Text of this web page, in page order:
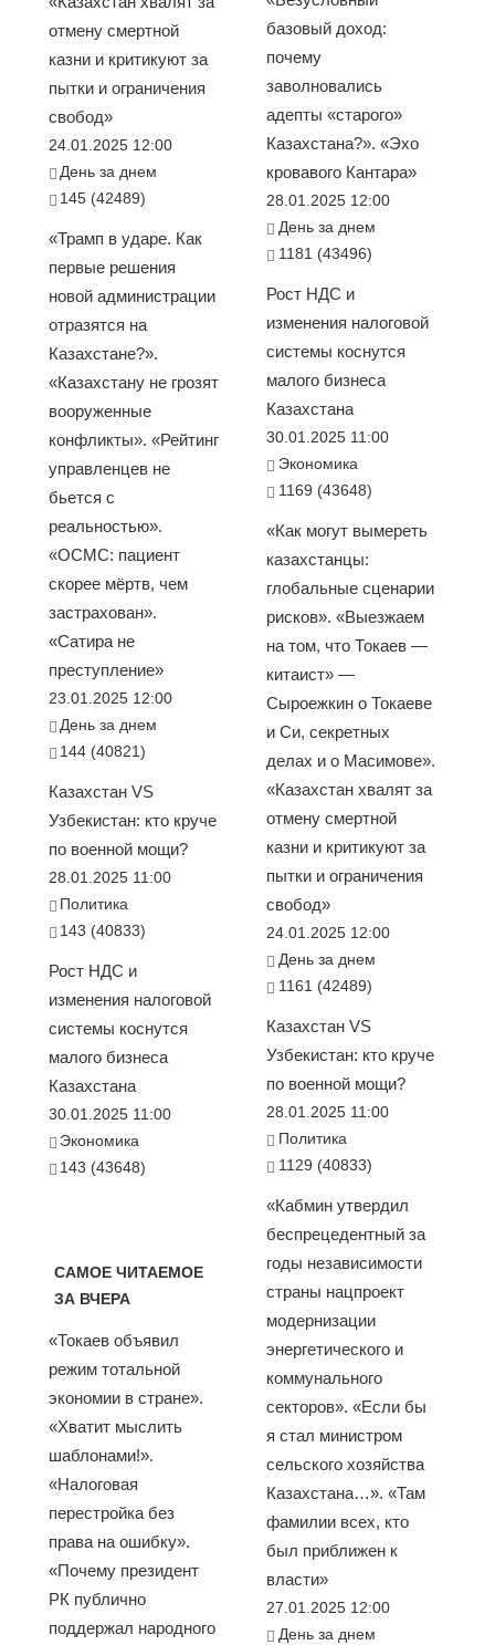
отмену смертной
казни и критикуют за
пытки и ограничения
свобод»
24.01.2025 12:00
День за днем
145 (42489)
«Трамп в ударе. Как
первые решения
новой администрации
отразятся на
Казахстане?».
«Казахстану не грозят
вооруженные
конфликты». «Рейтинг
управленцев не
бьется с
реальностью».
«ОСМС: пациент
скорее мёртв, чем
застрахован».
«Сатира не
преступление»
23.01.2025 12:00
День за днем
144 (40821)
Казахстан VS
Узбекистан: кто круче
по военной мощи?
28.01.2025 11:00
Политика
143 (40833)
Рост НДС и
изменения налоговой
системы коснутся
малого бизнеса
Казахстана
30.01.2025 11:00
Экономика
143 (43648)
САМОЕ ЧИТАЕМОЕ
ЗА ВЧЕРА
«Токаев объявил
режим тотальной
экономии в стране».
«Хватит мыслить
шаблонами!».
«Налоговая
перестройка без
права на ошибку».
«Почему президент
РК публично
поддержал народного
базовый доход:
почему
заволновались
адепты «старого»
Казахстана?». «Эхо
кровавого Кантара»
28.01.2025 12:00
День за днем
1181 (43496)
Рост НДС и
изменения налоговой
системы коснутся
малого бизнеса
Казахстана
30.01.2025 11:00
Экономика
1169 (43648)
«Как могут вымереть
казахстанцы:
глобальные сценарии
рисков». «Выезжаем
на том, что Токаев —
китаист» —
Сыроежкин о Токаеве
и Си, секретных
делах и о Масимове».
«Казахстан хвалят за
отмену смертной
казни и критикуют за
пытки и ограничения
свобод»
24.01.2025 12:00
День за днем
1161 (42489)
Казахстан VS
Узбекистан: кто круче
по военной мощи?
28.01.2025 11:00
Политика
1129 (40833)
«Кабмин утвердил
беспрецедентный за
годы независимости
страны нацпроект
модернизации
энергетического и
коммунального
секторов». «Если бы
я стал министром
сельского хозяйства
Казахстана…». «Там
фамилии всех, кто
был приближен к
власти»
27.01.2025 12:00
День за днем